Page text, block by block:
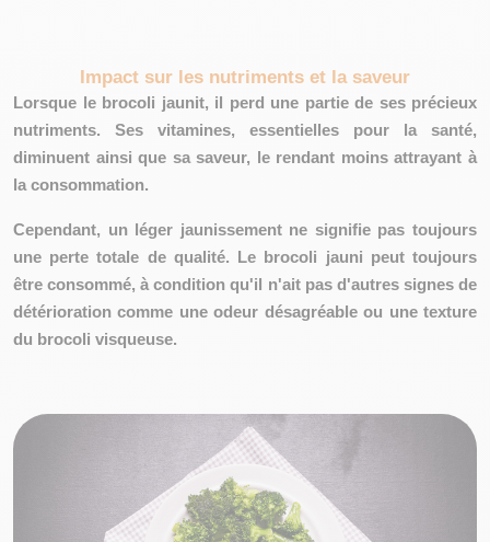
Impact sur les nutriments et la saveur
Lorsque le brocoli jaunit, il perd une partie de ses précieux
nutriments. Ses vitamines, essentielles pour la santé,
diminuent ainsi que sa saveur, le rendant moins attrayant à
la consommation.
Cependant, un léger jaunissement ne signifie pas toujours
une perte totale de qualité. Le brocoli jauni peut toujours
être consommé,à condition qu'il n'ait pas d'autres signesde
détérioration comme une odeur désagréable ou une texture
du brocoli visqueuse.